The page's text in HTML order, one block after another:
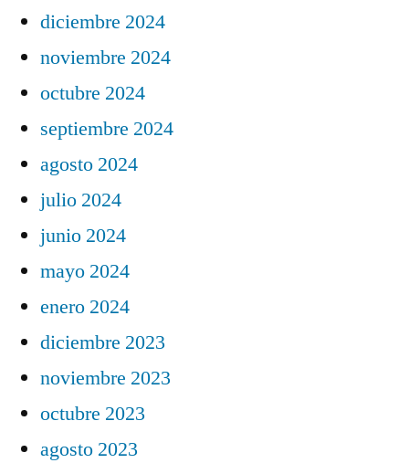
diciembre 2024
noviembre 2024
octubre 2024
septiembre 2024
agosto 2024
julio 2024
junio 2024
mayo 2024
enero 2024
diciembre 2023
noviembre 2023
octubre 2023
agosto 2023